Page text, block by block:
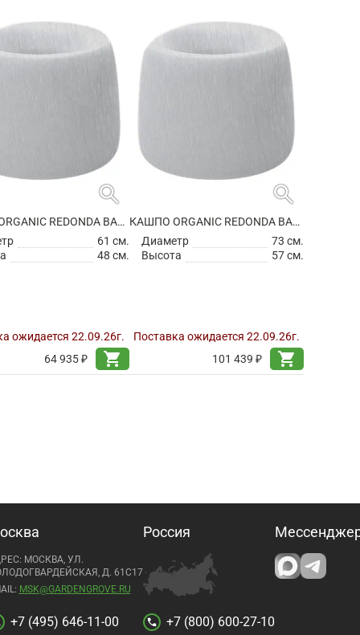
search
КАШПО ORGANIC REDONDA BASIC ROUND
61 см.
48 см.
ожидается 22.09.26г.
64 935 ₽
shopping_cart
search
КАШПО ORGANIC REDONDA BASIC ROUND
Диаметр
73 см.
Высота
57 см.
Поставка ожидается 22.09.26г.
101 439 ₽
shopping_cart
МОСКВА, УЛ.
Д. 61С17
MSK@GARDENGROVE.RU
+7 (495) 646-11-00
Россия
call +7 (800) 600-27-10